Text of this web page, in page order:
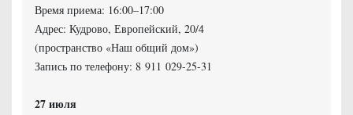
Время приема: 16:00–17:00
Адрес: Кудрово, Европейский, 20/4
(пространство «Наш общий дом»)
Запись по телефону: 8 911 029-25-31